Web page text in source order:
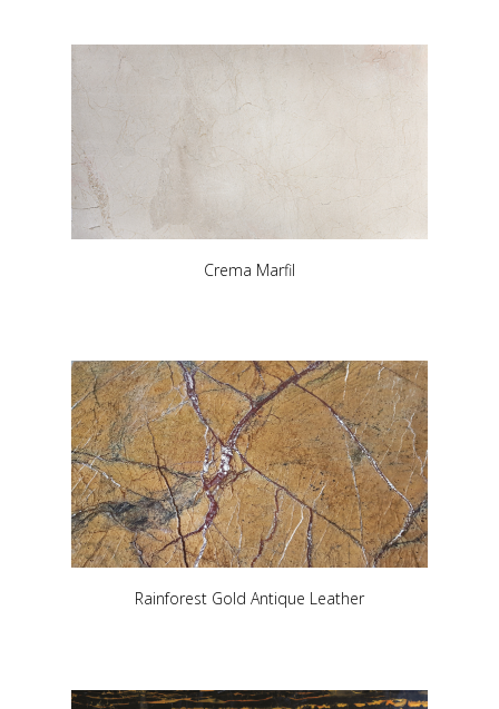
Crema Marfil
Rainforest Gold Antique Leather